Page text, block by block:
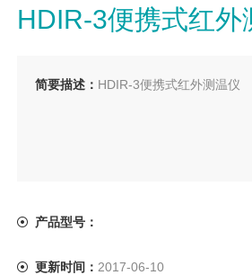
HDIR-3便携式红外
简要描述： HDIR-3便携式红外测温仪
产品型号：
更新时间： 2017-06-10